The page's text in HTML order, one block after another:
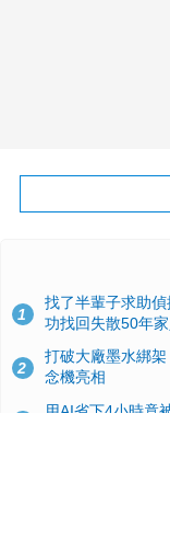
1
找了半輩子求助
功找回失散50年家
2
打破大廠墨水綁
念機亮相
用AI省下4小時竟